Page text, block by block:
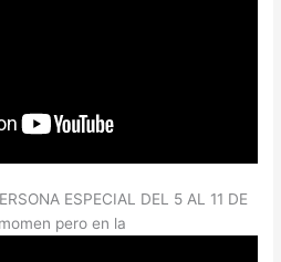
ESPECIAL DEL 5 AL 11 DE
pero en la